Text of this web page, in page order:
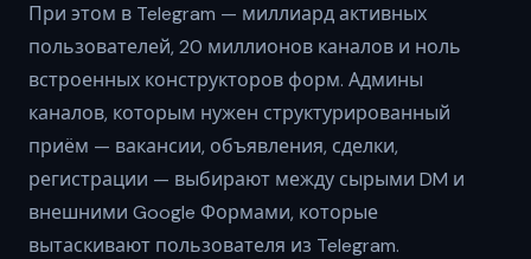
При этом в Telegram — миллиард активных
пользователей, 20 миллионов каналов и ноль
встроенных конструкторов форм. Админы
каналов, которым нужен структурированный
приём — вакансии, объявления, сделки,
регистрации — выбирают между сырыми DM и
внешними Google Формами, которые
вытаскивают пользователя из Telegram.